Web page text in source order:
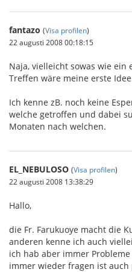
fantazo (Visa profilen)
22 augusti 2008 00:18:15
Naja, vielleicht sowas wie ein
Treffen wäre meine erste
Ich kenne zB. noch keine
welche getroffen und dabei
Monaten nach welchen.
EL_NEBULOSO (Visa profilen)
22 augusti 2008 13:38:29
Hallo,
die Fr. Farukuoye macht die
anderen kenne ich auch
ich hab aber immer
immer wieder fragen ist auch